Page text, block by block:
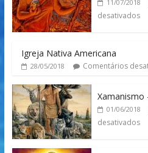
11/07/2018
desativados
Igreja Nativa Americana
28/05/2018 Comentários
Xamanismo
01/06/2018
desativados